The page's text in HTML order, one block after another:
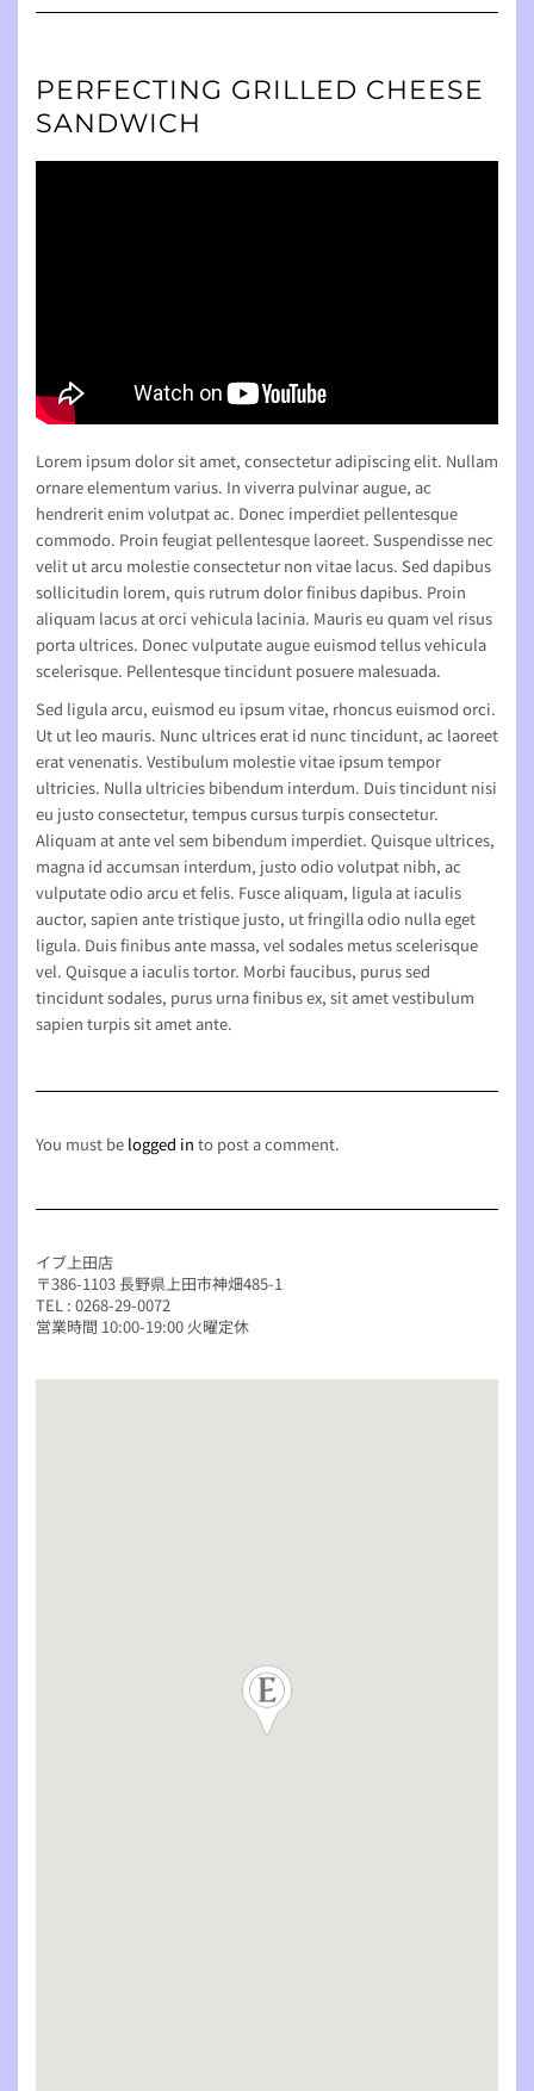
Navigation
PERFECTING GRILLED CHEESE
SANDWICH
Lorem ipsum dolor sit amet, consectetur adipiscing elit. Nullam
ornare elementum varius. In viverra pulvinar augue, ac
hendrerit enim volutpat ac. Donec imperdiet pellentesque
commodo. Proin feugiat pellentesque laoreet. Suspendisse nec
velit ut arcu molestie consectetur non vitae lacus. Sed dapibus
sollicitudin lorem, quis rutrum dolor finibus dapibus. Proin
aliquam lacus at orci vehicula lacinia. Mauris eu quam vel risus
porta ultrices. Donec vulputate augue euismod tellus vehicula
scelerisque. Pellentesque tincidunt posuere malesuada.
Sed ligula arcu, euismod eu ipsum vitae, rhoncus euismod orci.
Ut ut leo mauris. Nunc ultrices erat id nunc tincidunt, ac laoreet
erat venenatis. Vestibulum molestie vitae ipsum tempor
ultricies. Nulla ultricies bibendum interdum. Duis tincidunt nisi
eu justo consectetur, tempus cursus turpis consectetur.
Aliquam at ante vel sem bibendum imperdiet. Quisque ultrices,
magna id accumsan interdum, justo odio volutpat nibh, ac
vulputate odio arcu et felis. Fusce aliquam, ligula at iaculis
auctor, sapien ante tristique justo, ut fringilla odio nulla eget
ligula. Duis finibus ante massa, vel sodales metus scelerisque
vel. Quisque a iaculis tortor. Morbi faucibus, purus sed
tincidunt sodales, purus urna finibus ex, sit amet vestibulum
sapien turpis sit amet ante.
You must be logged in to post a comment.
イブ上田店
〒386-1103 長野県上田市神畑485-1
TEL : 0268-29-0072
営業時間 10:00-19:00 火曜定休